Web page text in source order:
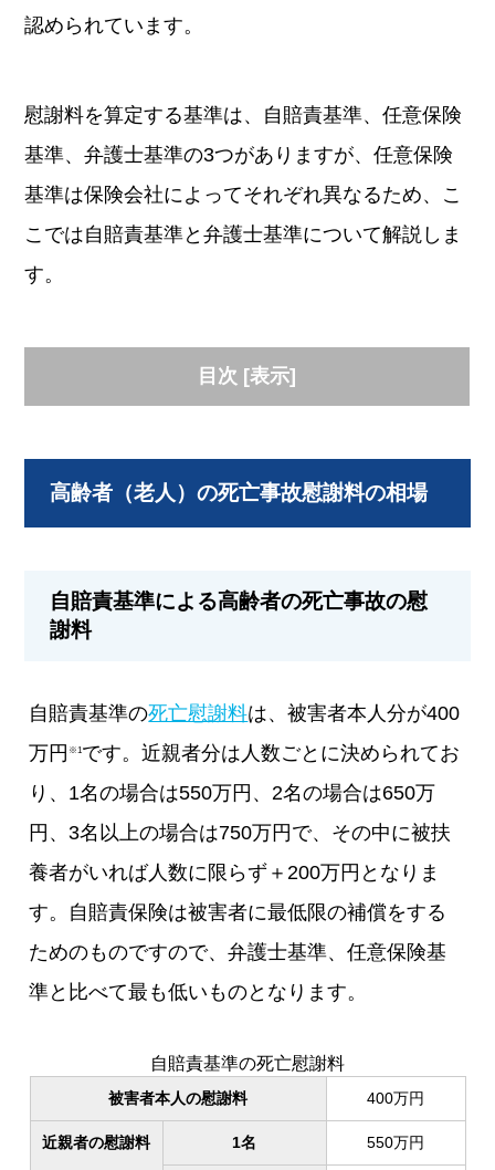
認められています。
慰謝料を算定する基準は、自賠責基準、任意保険
基準、弁護士基準の3つがありますが、任意保険
基準は保険会社によってそれぞれ異なるため、こ
こでは自賠責基準と弁護士基準について解説しま
す。
目次 [表示]
高齢者（老人）の死亡事故慰謝料の相場
自賠責基準による高齢者の死亡事故の慰
謝料
自賠責基準の死亡慰謝料は、被害者本人分が400
万円 ※1です。近親者分は人数ごとに決められてお
り、1名の場合は550万円、2名の場合は650万
円、3名以上の場合は750万円で、その中に被扶
養者がいれば人数に限らず＋200万円となりま
す。自賠責保険は被害者に最低限の補償をする
ためのものですので、弁護士基準、任意保険基
準と比べて最も低いものとなります。
自賠責基準の死亡慰謝料
被害者本人の慰謝料 400万円
近親者の慰謝料 1名 550万円